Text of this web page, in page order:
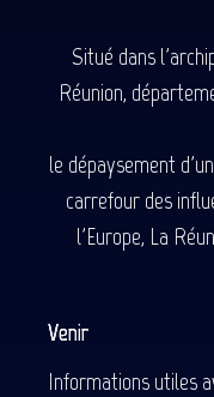
Situé dans
Réunion,
le dépaysement
carrefour des
l'Europe, La
Venir
Informations utiles